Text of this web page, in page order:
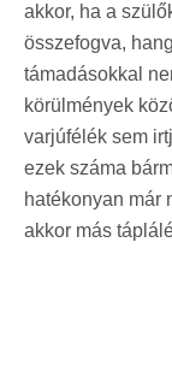
akkor, ha a
összefogva,
támadásokkal
körülmények
varjúfélék sem
ezek száma
hatékonyan már
akkor más